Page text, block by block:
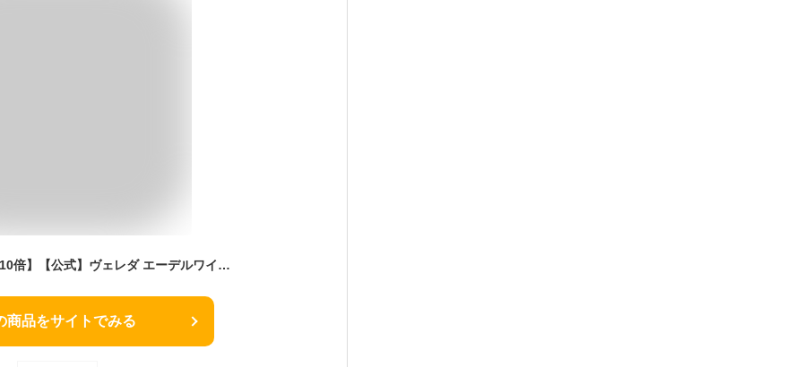
【お買い物マラソンP10倍】【公式】ヴェレダ エーデルワイス UVプロテクトミルク 50mL | WELEDA オーガニック ノンケミカル 紫外線 日焼け止め 赤ちゃん
商品をサイトでみる